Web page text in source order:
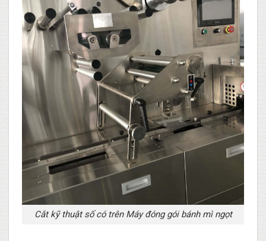
Cắt kỹ thuật số có trên Máy đóng gói bánh mì ngọt